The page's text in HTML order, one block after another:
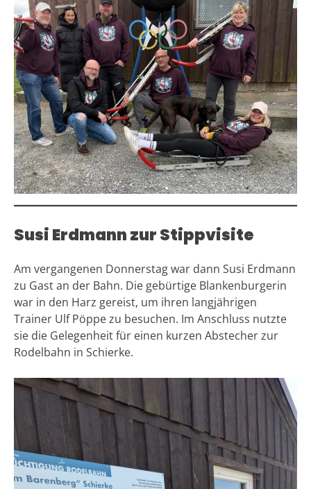
Susi Erdmann zur Stippvisite
Am vergangenen Donnerstag war dann Susi Erdmann
zu Gast an der Bahn. Die gebürtige Blankenburgerin
war in den Harz gereist, um ihren langjährigen
Trainer Ulf Pöppe zu besuchen. Im Anschluss nutzte
sie die Gelegenheit für einen kurzen Abstecher zur
Rodelbahn in Schierke.